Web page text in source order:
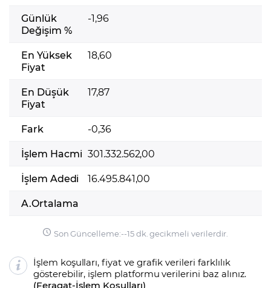
Günlük
Değişim %
-1,96
En Yüksek
Fiyat
18,60
En Düşük
Fiyat
17,87
Fark
-0,36
İşlem Hacmi 301.332.562,00
İşlem Adedi
16.495.841,00
A.Ortalama
Son Güncelleme:--15 dk. gecikmeli verilerdir.
İşlem koşulları, fiyat ve grafik verileri farklılık
gösterebilir, işlem platformu verilerini baz alınız.
(Feragat-İşlem Koşulları)